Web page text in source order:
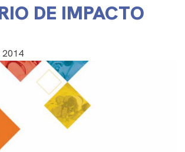
DE IMPACTO
2014